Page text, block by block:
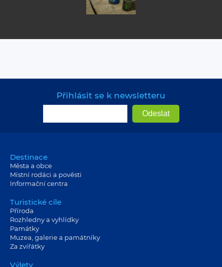
Přihlásit se k newsletteru
Destinace
Města a obce
Místní rodáci a pověsti
Informační centra
Turistické cíle
Příroda
Rozhledny a vyhlídky
Památky
Muzea, galerie a památníky
Za zvířátky
Výlety